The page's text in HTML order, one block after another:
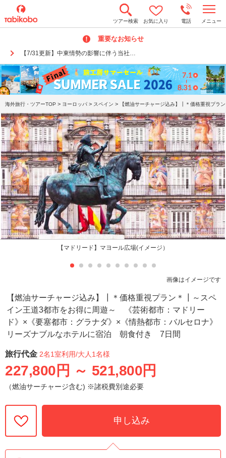
ツアー検索 お気に入り 電話 メニュー
重要なお知らせ
【7/31更新】中東情勢の影響に伴う当社…
o
n
a
v
i
g
a
t
i
o
n
海外旅行・ツアーTOP > ヨーロッパ > スペイン > 【燃油サーチャージ込み】┃＊価格重視プ
【マドリード】マヨール広場(イメージ）
画像はイメージです
【燃油サーチャージ込み】┃＊価格重視プラン＊┃～スペ
イン王道3都市をお得に周遊～ 《芸術都市：マドリー
ド》×《要塞都市：グラナダ》×《情熱都市：バルセロナ》
リーズナブルなホテルに宿泊 朝食付き 7日間
旅行代金 2名1室利用/大人1名様
227,800円 ～ 521,800円
（燃油サーチャージ含む) ※諸税費別途必要
申し込み